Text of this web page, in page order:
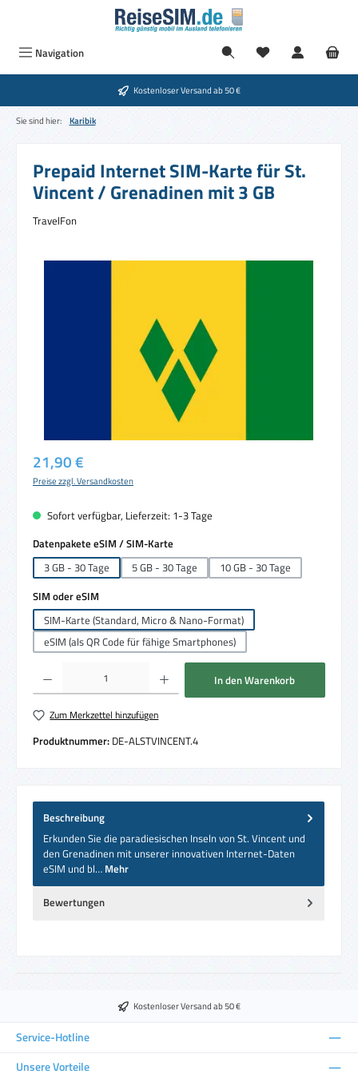
Zum Hauptinhalt springen
Navigation Du hast 0
Kostenloser Versand ab 50 €
Sie sind hier: Karibik
Prepaid Internet SIM-Karte für St.
Vincent / Grenadinen mit 3 GB
TravelFon
Regulärer Preis:
21,90 €
Preise zzgl. Versandkosten
Sofort verfügbar, Lieferzeit: 1-3 Tage
Datenpakete eSIM / SIM-Karte
3 GB - 30 Tage
5 GB - 30 Tage
10 GB - 30 Tage
SIM oder eSIM
SIM-Karte (Standard, Micro & Nano-Format)
eSIM (als QR Code für fähige Smartphones)
Produkt Anzahl: Gib den gewünschten Wert ein oder benutze die Schaltflächen um
In den Warenkorb
Zum Merkzettel hinzufügen
Produktnummer: DE-ALSTVINCENT.4
Beschreibung
Erkunden Sie die paradiesischen Inseln von St. Vincent und
den Grenadinen mit unserer innovativen Internet-Daten
eSIM und bl… Mehr
Bewertungen
Kostenloser Versand ab 50 €
Service-Hotline
Unsere Vorteile